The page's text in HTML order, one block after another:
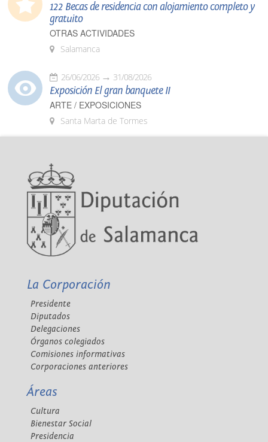
122 Becas de residencia con alojamiento completo y
gratuito
OTRAS ACTIVIDADES
Salamanca
26/06/2026 31/08/2026
Exposición El gran banquete II
ARTE / EXPOSICIONES
Santa Marta de Tormes
La Corporación
Presidente
Diputados
Delegaciones
Órganos colegiados
Comisiones informativas
Corporaciones anteriores
Áreas
Cultura
Bienestar Social
Presidencia